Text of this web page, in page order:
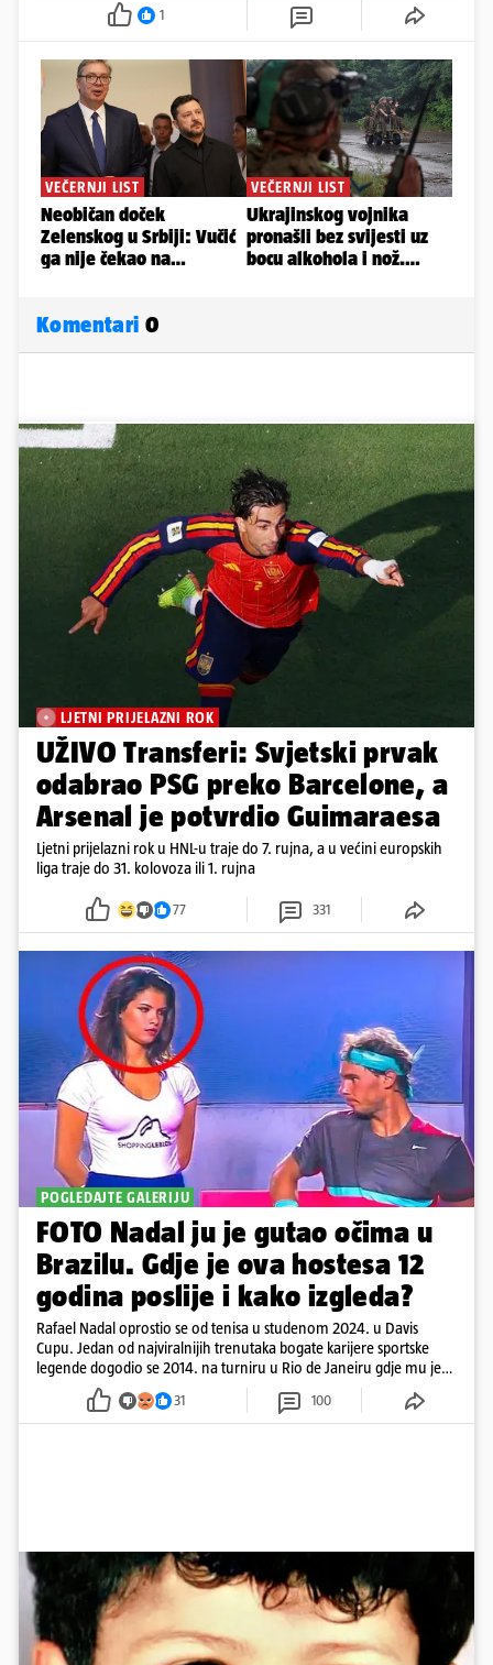
1
Komentari 0
LJETNI PRIJELAZNI ROK
UŽIVO Transferi: Svjetski prvak
odabrao PSG preko Barcelone, a
Arsenal je potvrdio Guimaraesa
Ljetni prijelazni rok u HNL-u traje do 7. rujna, a u većini europskih
liga traje do 31. kolovoza ili 1. rujna
77 331
POGLEDAJTE GALERIJU
FOTO Nadal ju je gutao očima u
Brazilu. Gdje je ova hostesa 12
godina poslije i kako izgleda?
Rafael Nadal oprostio se od tenisa u studenom 2024. u Davis
Cupu. Jedan od najviralnijih trenutaka bogate karijere sportske
legende dogodio se 2014. na turniru u Rio de Janeiru gdje mu je
pažnju odvlačila ljepotica iza klupe
31 100